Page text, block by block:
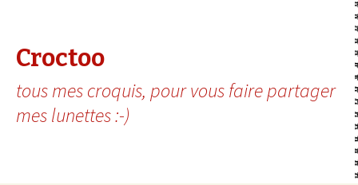
Croctoo
tous mes croquis, pour vous faire partager
mes lunettes :-)